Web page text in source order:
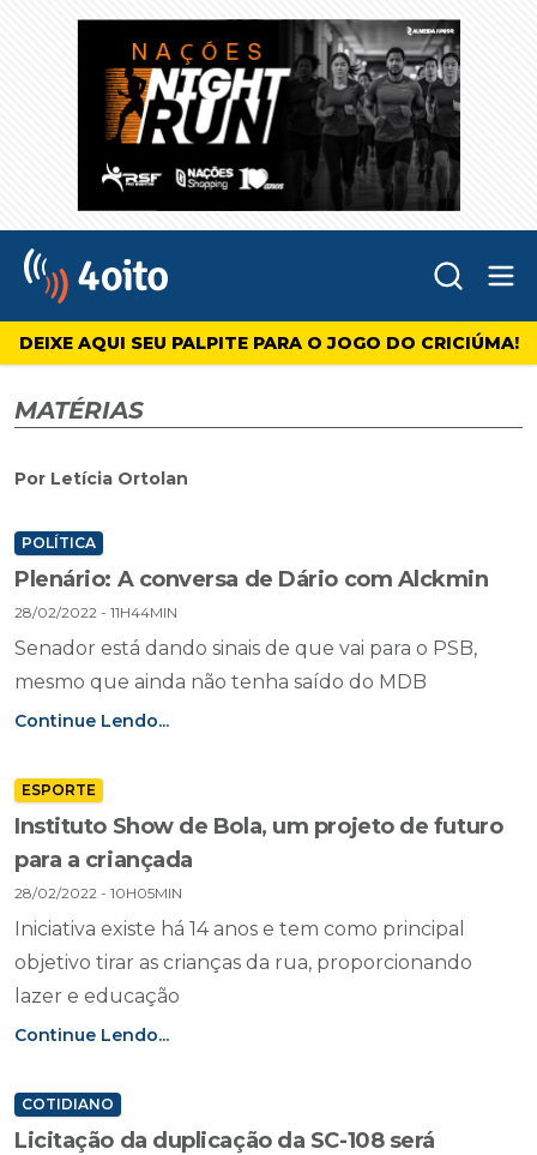
4oito
DEIXE AQUI SEU PALPITE PARA O JOGO DO CRICIÚMA!
MATÉRIAS
Por Letícia Ortolan
POLÍTICA
Plenário: A conversa de Dário com Alckmin
28/02/2022 - 11H44MIN
Senador está dando sinais de que vai para o PSB,
mesmo que ainda não tenha saído do MDB
Continue Lendo...
ESPORTE
Instituto Show de Bola, um projeto de futuro
para a criançada
28/02/2022 - 10H05MIN
Iniciativa existe há 14 anos e tem como principal
objetivo tirar as crianças da rua, proporcionando
lazer e educação
Continue Lendo...
COTIDIANO
Licitação da duplicação da SC-108 será